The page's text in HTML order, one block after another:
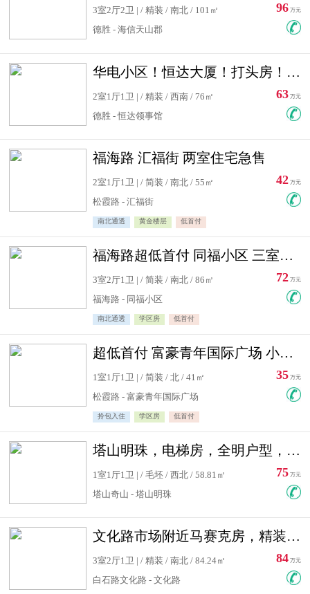
3室2厅2卫 | / 精装 / 南北 / 101㎡
德胜 - 海信天山郡
96 万元
华电小区！恒达大厦！打头房！精装修！可低首付！随时看房！
2室1厅1卫 | / 精装 / 西南 / 76㎡
德胜 - 恒达领事馆
63 万元
福海路 汇福街 两室住宅急售
2室1厅1卫 | / 简装 / 南北 / 55㎡
松霞路 - 汇福街
南北通透 黄金楼层 低首付
42 万元
福海路超低首付 同福小区 三室住宅急售
3室2厅1卫 | / 简装 / 南北 / 86㎡
福海路 - 同福小区
南北通透 学区房 低首付
72 万元
超低首付 富豪青年国际广场 小高层住宅急售
1室1厅1卫 | / 简装 / 北 / 41㎡
松霞路 - 富豪青年国际广场
拎包入住 学区房 低首付
35 万元
塔山明珠，电梯房，全明户型，视野好，毛坯房，看房有钥匙
1室1厅1卫 | / 毛坯 / 西北 / 58.81㎡
塔山奇山 - 塔山明珠
75 万元
文化路市场附近马赛克房，精装修三居室，南北通透，实用面积大
3室2厅1卫 | / 精装 / 南北 / 84.24㎡
白石路文化路 - 文化路
84 万元